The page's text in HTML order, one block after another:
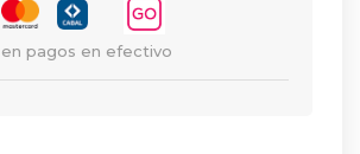
pagos en efectivo